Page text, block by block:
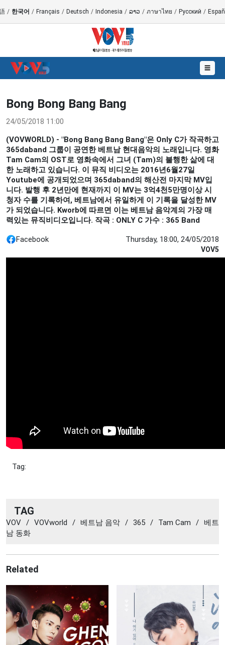
/ 한국어 / Français / Deutsch / Indonesia / ລາວ / ภาษาไทย / Русский /
☰
Bong Bong Bang Bang
24/05/2018 11:00
(VOVWORLD) - "Bong Bang Bang Bang"은 Only C가 작곡하고
365daband 그룹이 공연한 베트남 현대음악의 노래입니다. 영화
Tam Cam의 OST로 영화속에서 그녀 (Tam)의 불행한 삶에 대
한 노래하고 있습니다. 이 뮤직 비디오는 2016년6월27일
Youtube에 공개되었으며 365daband의 해산전 마지막 MV입
니다. 발행 후 2년만에 현재까지 이 MV는 3억4천5만명이상 시
청자 수를 기록하여, 베트남에서 유일하게 이 기록을 달성한 MV
가 되었습니다. Kworb에 따르면 이는 베트남 음악계의 가장 매
력있는 뮤직비디오입니다. 작곡 : ONLY C 가수 : 365 Band
Facebook Thursday, 18:00, 24/05/2018
VOV5
Tag:
TAG
VOV / VOVworld / 베트남 음악 / 365 / Tam Cam / 베트
남 동화
Related